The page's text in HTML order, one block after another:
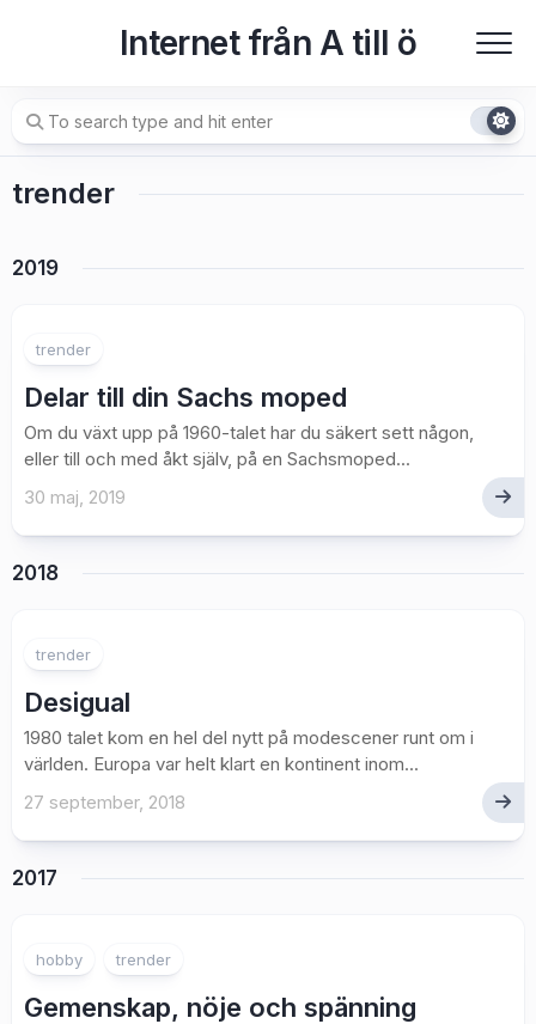
Internet från A till ö
trender
2019
trender
Delar till din Sachs moped
Om du växt upp på 1960-talet har du säkert sett någon,
eller till och med åkt själv, på en Sachsmoped...
30 maj, 2019
2018
trender
Desigual
1980 talet kom en hel del nytt på modescener runt om i
världen. Europa var helt klart en kontinent inom...
27 september, 2018
2017
hobby trender
Gemenskap, nöje och spänning